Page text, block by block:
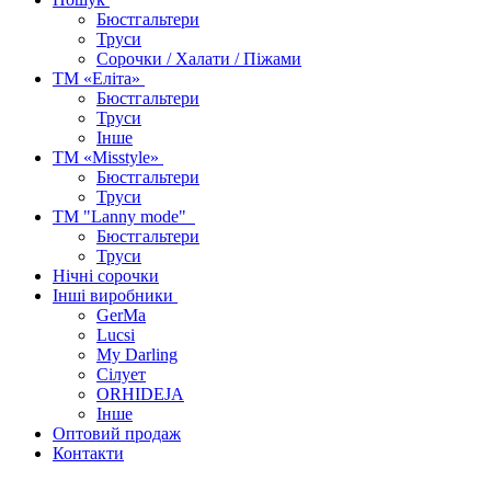
Бюстгальтери
Труси
Сорочки / Халати / Піжами
ТМ «Еліта»
Бюстгальтери
Труси
Інше
ТМ «Misstyle»
Бюстгальтери
Труси
ТМ "Lanny mode"
Бюстгальтери
Труси
Нічні сорочки
Інші виробники
GerMa
Lucsi
My Darling
Сілует
ORHIDEJA
Інше
Оптовий продаж
Контакти